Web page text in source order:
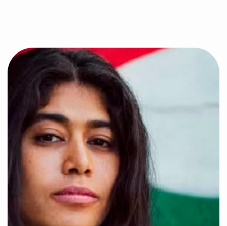
Previous post